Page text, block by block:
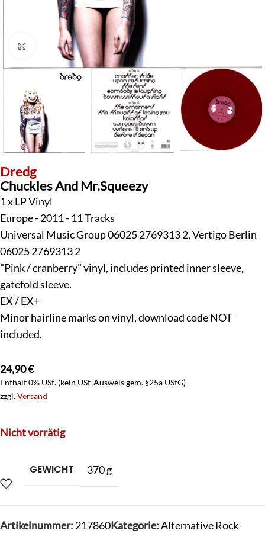
Klick zum Vergrößern
Dredg
Chuckles And Mr.Squeezy
1 x LP Vinyl
Europe - 2011 - 11 Tracks
Universal Music Group 06025 2769313 2, Vertigo Berlin
06025 2769313 2
"Pink / cranberry" vinyl, includes printed inner sleeve,
gatefold sleeve.
EX / EX+
Minor hairline marks on vinyl, download code NOT
included.
24,90€
Enthält 0% USt. (kein USt-Ausweis gem. §25a UStG)
zzgl.Versand
Nicht vorrätig
GEWICHT 370 g
Artikelnummer: 217860Kategorie:Alternative Rock